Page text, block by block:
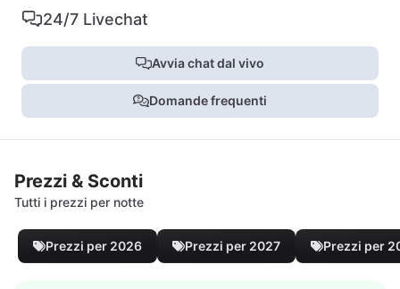
24/7 Livechat
Avvia chat dal vivo
Domande frequenti
Prezzi & Sconti
Tutti i prezzi per notte
Prezzi per 2026 Prezzi per 2027 Prezzi per